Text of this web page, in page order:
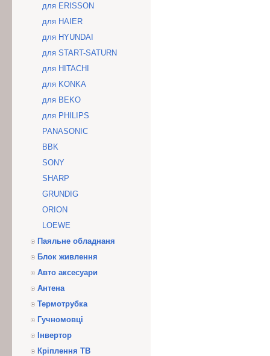
для ERISSON
для HAIER
для HYUNDAI
для START-SATURN
для HITACHI
для KONKA
для BEKO
для PHILIPS
PANASONIC
BBK
SONY
SHARP
GRUNDIG
ORION
LOEWE
Паяльне обладнаня
Блок живлення
Авто аксесуари
Антена
Термотрубка
Гучномовці
Інвертор
Кріплення ТВ